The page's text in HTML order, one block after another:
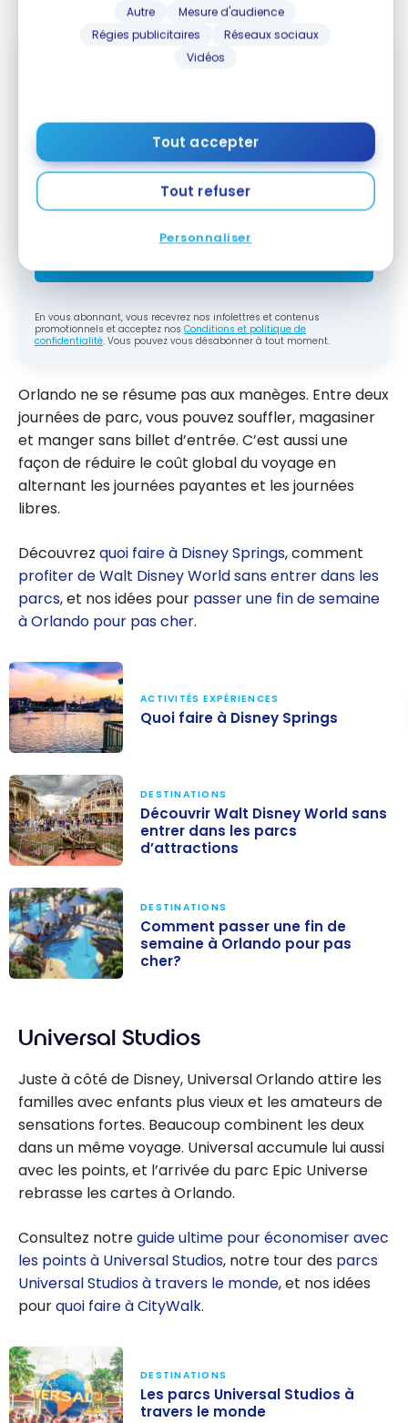
Autre
Mesure d'audience
Régies publicitaires
Réseaux sociaux
Vidéos
Tout accepter
Tout refuser
Personnaliser
stratégies de points, miles et cartes de
crédit, livrées chaque semaine dans votre
boîte courriel.
En vous abonnant, vous recevrez nos infolettres et contenus
promotionnels et acceptez nos Conditions et politique de
confidentialité. Vous pouvez vous désabonner à tout moment.
Orlando ne se résume pas aux manèges. Entre deux
journées de parc, vous pouvez souffler, magasiner
et manger sans billet d’entrée. C’est aussi une
façon de réduire le coût global du voyage en
alternant les journées payantes et les journées
libres.
Découvrez quoi faire à Disney Springs, comment
profiter de Walt Disney World sans entrer dans les
parcs, et nos idées pour passer une fin de semaine
à Orlando pour pas cher.
Disney Springs
ACTIVITÉS EXPÉRIENCES
Quoi faire à Disney Springs
Disney World
sans entrer
dans les parcs
d’attractions
DESTINATIONS
Découvrir Walt Disney World sans
entrer dans les parcs
d’attractions
de semaine à
pas cher?
DESTINATIONS
Comment passer une fin de
semaine à Orlando pour pas
cher?
Universal Studios
Juste à côté de Disney, Universal Orlando attire les
familles avec enfants plus vieux et les amateurs de
sensations fortes. Beaucoup combinent les deux
dans un même voyage. Universal accumule lui aussi
avec les points, et l’arrivée du parc Epic Universe
rebrasse les cartes à Orlando.
Consultez notreguide ultime pour économiser avec
les points à Universal Studios, notre tour des parcs
Universal Studios à travers le monde, et nos idées
pourquoi faire à CityWalk.
DESTINATIONS
Les parcs Universal Studios à
travers le monde